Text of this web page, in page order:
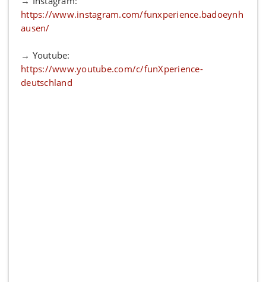
https://www.instagram.com/funxperience.badoeynh
ausen/
→ Youtube:
https://www.youtube.com/c/funXperience-
deutschland